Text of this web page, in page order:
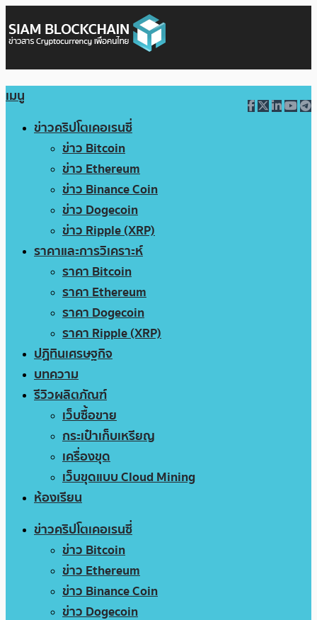
เมนู
ข่าวคริปโตเคอเรนซี่
ข่าว Bitcoin
ข่าว Ethereum
ข่าว Binance Coin
ข่าว Dogecoin
ข่าว Ripple (XRP)
ราคาและการวิเคราะห์
ราคา Bitcoin
ราคา Ethereum
ราคา Dogecoin
ราคา Ripple (XRP)
ปฏิทินเศรษฐกิจ
บทความ
รีวิวผลิตภัณฑ์
เว็บซื้อขาย
กระเป๋าเก็บเหรียญ
เครื่องขุด
เว็บขุดแบบ Cloud Mining
ห้องเรียน
ข่าวคริปโตเคอเรนซี่
ข่าว Bitcoin
ข่าว Ethereum
ข่าว Binance Coin
ข่าว Dogecoin